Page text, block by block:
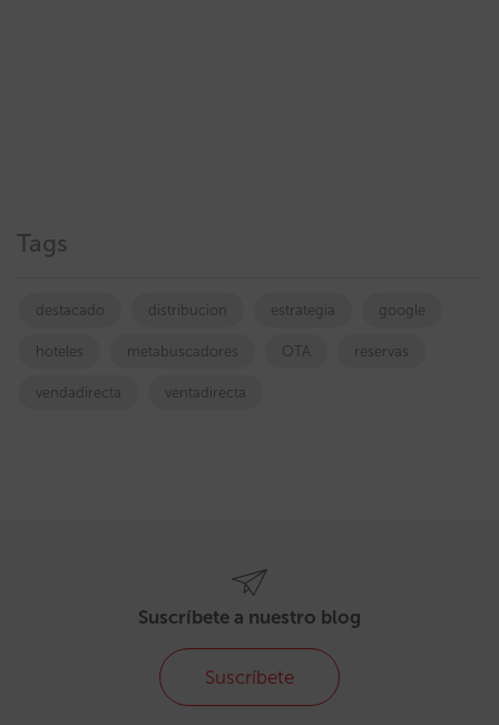
Tags
destacado distribucion estrategia google
hoteles metabuscadores OTA reservas
vendadirecta ventadirecta
Suscríbete a nuestro blog
Suscríbete